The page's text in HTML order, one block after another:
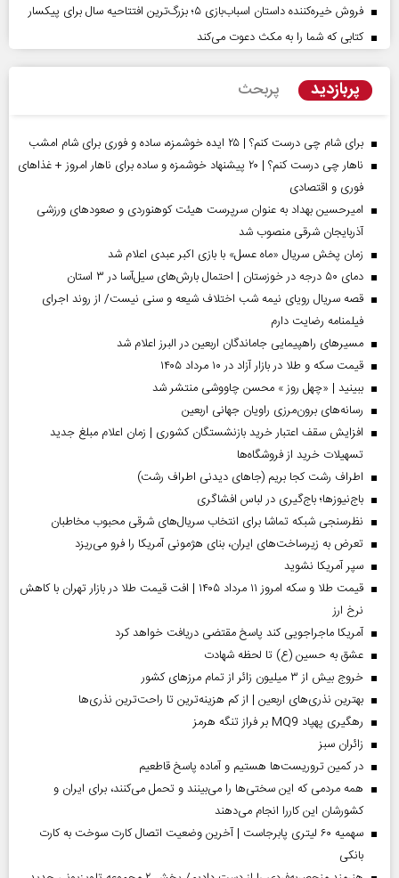
فروش خیره‌کننده داستان اسباب‌بازی ۵؛ بزرگ‌ترین افتتاحیه سال برای پیکسار
کتابی که شما را به مکث دعوت می‌کند
پربازدید پربحث
برای شام چی درست کنم؟ | ۲۵ ایده خوشمزه، ساده و فوری برای شام امشب
ناهار چی درست کنم؟ | ۲۰ پیشنهاد خوشمزه و ساده برای ناهار امروز + غذاهای
فوری و اقتصادی
امیرحسین بهداد به عنوان سرپرست هیئت کوهنوردی و صعودهای ورزشی
آذربایجان شرقی منصوب شد
زمان پخش سریال «ماه عسل» با بازی اکبر عبدی اعلام شد
دمای ۵۰ درجه در خوزستان | احتمال بارش‌های سیل‌آسا در ۳ استان
قصه سریال رویای نیمه شب اختلاف شیعه و سنی نیست/ از روند اجرای
فیلمنامه رضایت دارم
مسیر‌های راهپیمایی جاماندگان اربعین در البرز اعلام شد
قیمت سکه و طلا در بازار آزاد در ۱۰ مرداد ۱۴۰۵
ببینید | «چهل روز » محسن چاووشی منتشر شد
رسانه‌های برون‌مرزی راویان جهانی اربعین
افزایش سقف اعتبار خرید بازنشستگان کشوری | زمان اعلام مبلغ جدید
تسهیلات خرید از فروشگاه‌ها
اطراف رشت کجا بریم (جاهای دیدنی اطراف رشت)
باج‌نیوزها؛ باج‌گیری در لباس افشاگری
نظرسنجی شبکه تماشا برای انتخاب سریال‌های شرقی محبوب مخاطبان
تعرض به زیرساخت‌های ایران، بنای هژمونی آمریکا را فرو می‌ریزد
سپر آمریکا نشوید
قیمت طلا و سکه امروز ۱۱ مرداد ۱۴۰۵ | افت قیمت طلا در بازار تهران با کاهش
نرخ ارز
آمریکا ماجراجویی کند پاسخ مقتضی دریافت خواهد کرد
عشق به حسین (ع) تا لحظه شهادت
خروج بیش از ۳ میلیون زائر از تمام مرز‌های کشور
بهترین نذری‌های اربعین | از کم هزینه‌ترین تا راحت‌ترین نذری‌ها
رهگیری پهپاد MQ9 بر فراز تنگه هرمز
‌زائران سبز
در کمین تروریست‌ها هستیم و آماده پاسخ قاطعیم
همه مردمی که این سختی‌ها را می‌بینند و تحمل می‌کنند، برای ایران و
کشورشان این کاررا انجام می‌دهند
سهمیه ۶۰ لیتری پابرجاست | آخرین وضعیت اتصال کارت سوخت به کارت
بانکی